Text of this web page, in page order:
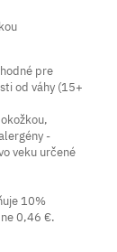
pre
od váhy (15+
-
veku určené
10%
0,46 €.